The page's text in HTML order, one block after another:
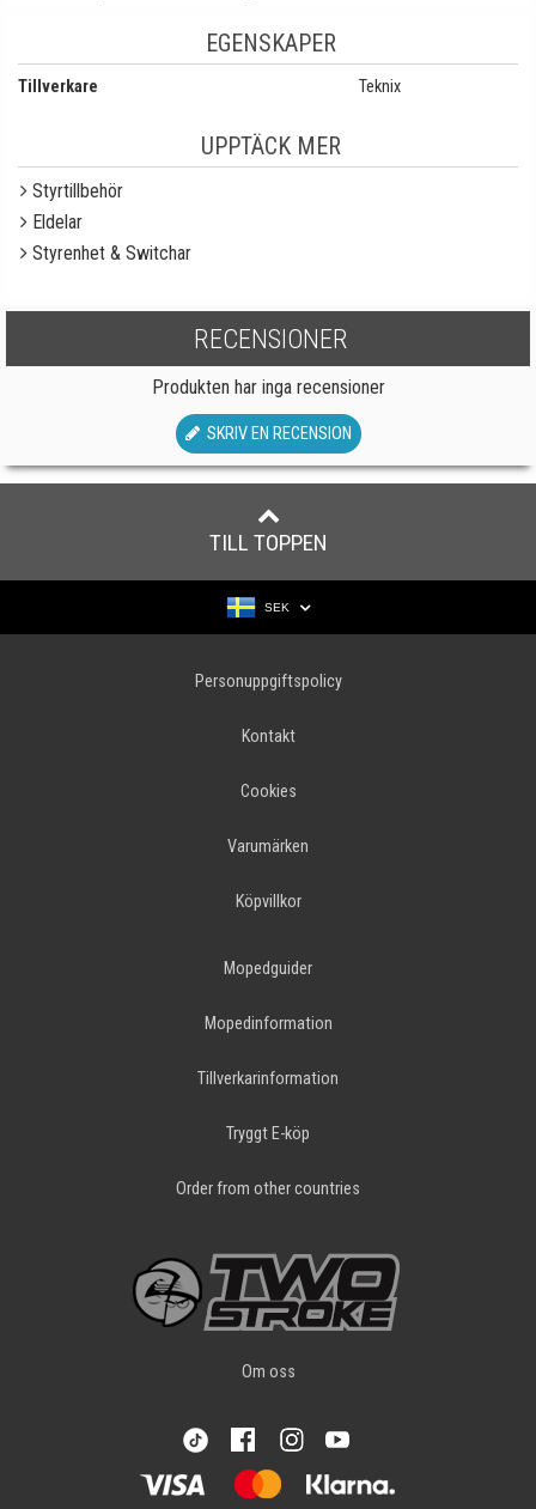
EGENSKAPER
Tillverkare Teknix
UPPTÄCK MER
Styrtillbehör
Eldelar
Styrenhet & Switchar
RECENSIONER
Produkten har inga recensioner
SKRIV EN RECENSION
TILL TOPPEN
SEK
Personuppgiftspolicy
Kontakt
Cookies
Varumärken
Köpvillkor
Mopedguider
Mopedinformation
Tillverkarinformation
Tryggt E-köp
Order from other countries
Om oss